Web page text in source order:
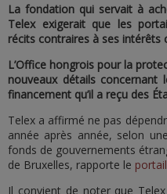
La fondation qui servait à
Telex exigerait que les
récits contraires à ses
L’Office hongrois pour la
nouveaux détails concernant
financement qu’il a reçu des
Telex a affirmé ne pas
année après année, selon
fonds de gouvernements
de Bruxelles, rapporte le
Il convient de noter que